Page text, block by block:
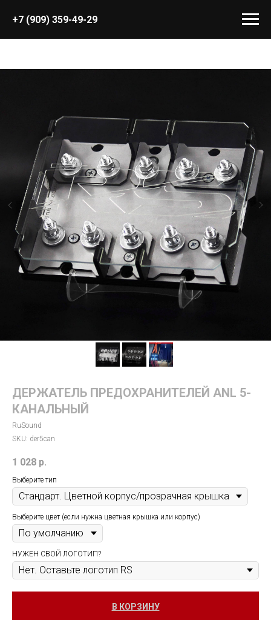
+7 (909) 359-49-29
ДЕРЖАТЕЛЬ ПРЕДОХРАНИТЕЛЕЙ ANL 5-
КАНАЛЬНЫЙ
RuSound
SKU: der5can
1 028 р.
Выберите тип
Выберите цвет (если нужна цветная крышка или корпус)
НУЖЕН СВОЙ ЛОГОТИП?
В КОРЗИНУ